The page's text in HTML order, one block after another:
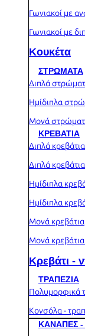
Γωνιακοί με
Γωνιακοί με
Κουκέτα
ΣΤΡΩΜΑΤΑ
Διπλά
Ημίδιπλα
Μονά
ΚΡΕΒΑΤΙΑ
Διπλά κρεβάτια
Διπλά
Ημίδιπλα
Ημίδιπλα
Μονά κρεβάτια
Μονά
Κρεβάτι -
ΤΡΑΠΕΖΙΑ
Πολυμορφικά
Κονσόλα -
ΚΑΝΑΠΕΣ -